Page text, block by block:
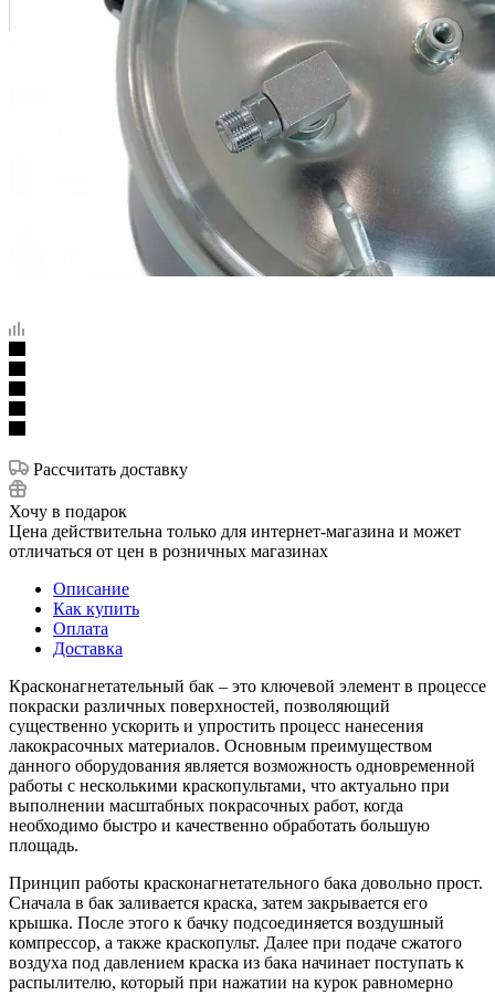
Рассчитать доставку
Хочу в подарок
Цена действительна только для интернет-магазина и может
отличаться от цен в розничных магазинах
Описание
Как купить
Оплата
Доставка
Красконагнетательный бак – это ключевой элемент в процессе
покраски различных поверхностей, позволяющий
существенно ускорить и упростить процесс нанесения
лакокрасочных материалов. Основным преимуществом
данного оборудования является возможность одновременной
работы с несколькими краскопультами, что актуально при
выполнении масштабных покрасочных работ, когда
необходимо быстро и качественно обработать большую
площадь.
Принцип работы красконагнетательного бака довольно прост.
Сначала в бак заливается краска, затем закрывается его
крышка. После этого к бачку подсоединяется воздушный
компрессор, а также краскопульт. Далее при подаче сжатого
воздуха под давлением краска из бака начинает поступать к
распылителю, который при нажатии на курок равномерно